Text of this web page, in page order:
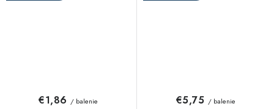
€1,86 / balenie €5,75 / balenie